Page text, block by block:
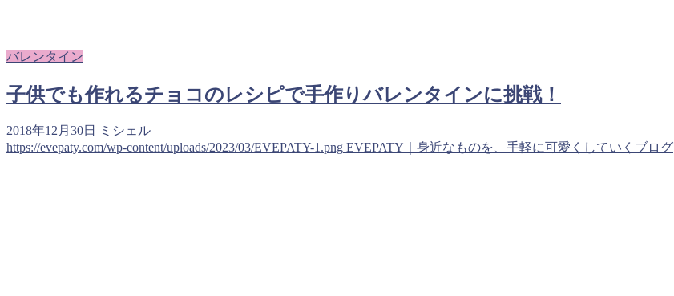
バレンタイン
子供でも作れるチョコのレシピで手作りバレンタインに挑戦！
2018年12月30日
ミシェル
https://evepaty.com/wp-content/uploads/2023/03/EVEPATY-1.png EVEPATY｜身近なものを、手軽に可愛くしていくブログ